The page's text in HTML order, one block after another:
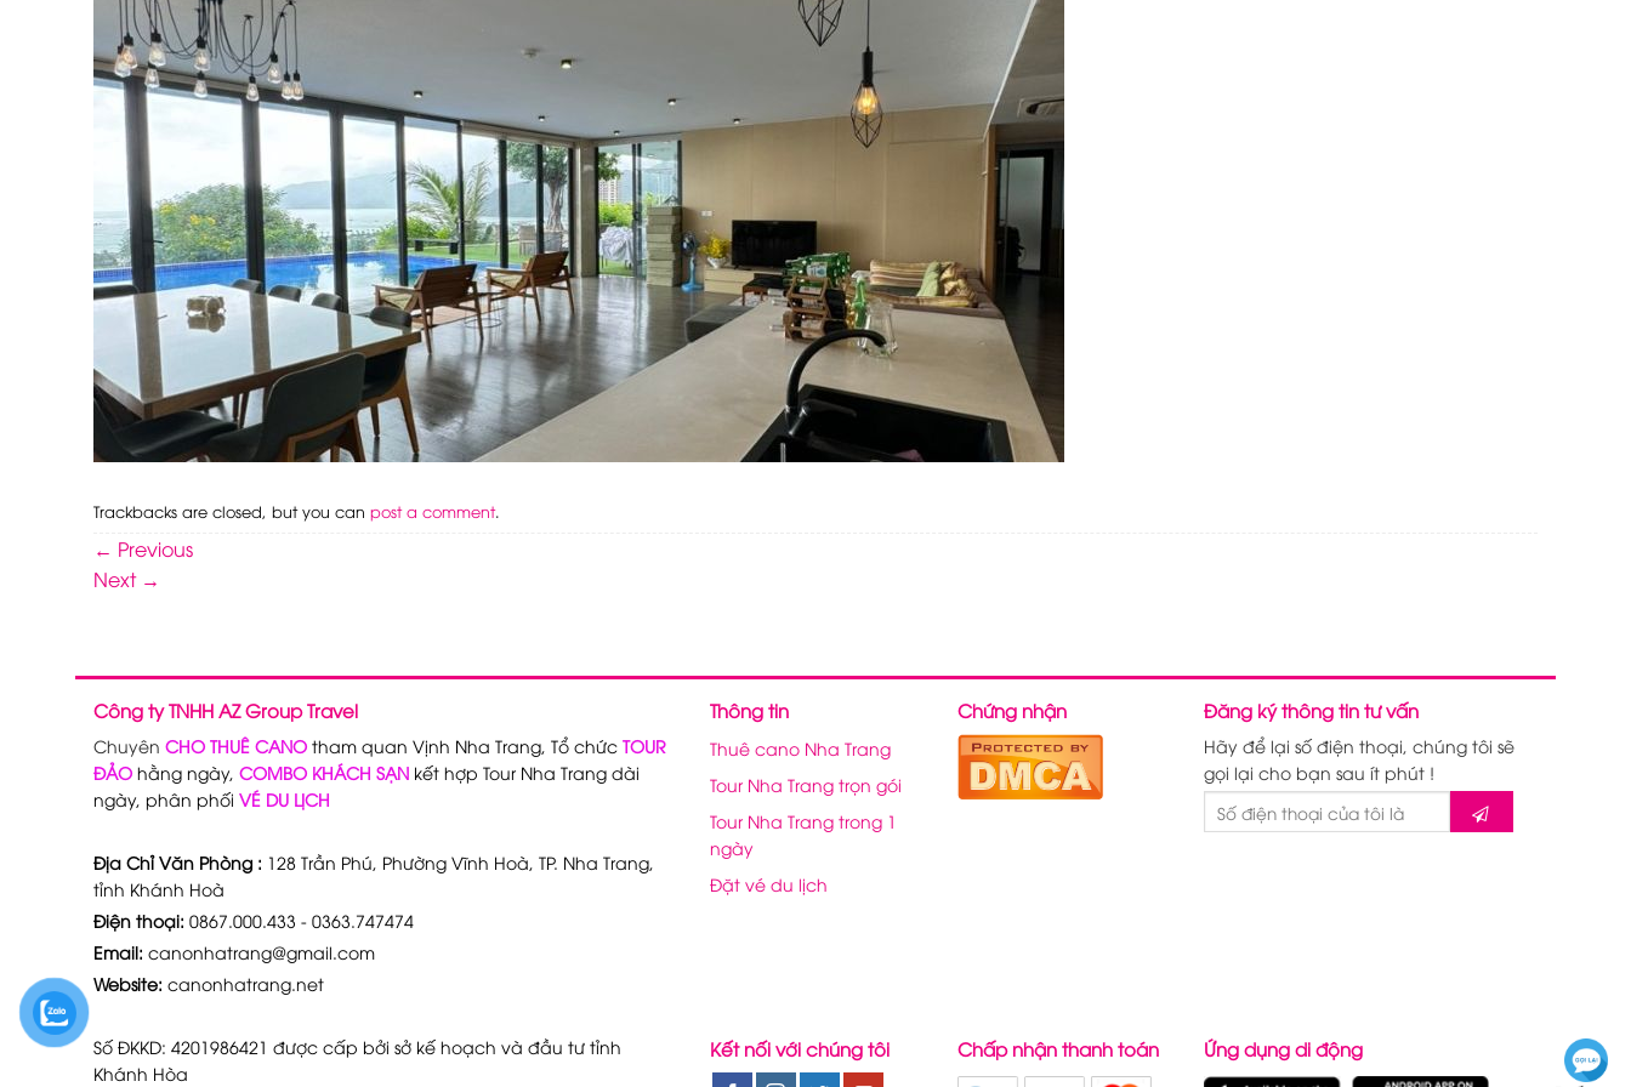
Trackbacks are closed, but you can post a comment.
← Previous
Next →
Công ty TNHH AZ Group Travel
Chuyên CHO THUÊ CANO tham quan Vịnh Nha Trang, Tổ chức TOUR
ĐẢO hằng ngày, COMBO KHÁCH SẠN kết hợp Tour Nha Trang dài
ngày, phân phối VÉ DU LỊCH
Địa Chỉ Văn Phòng : 128 Trần Phú, Phường Vĩnh Hoà, TP. Nha Trang,
tỉnh Khánh Hoà
Điện thoại: 0867.000.433 - 0363.747474
Email: canonhatrang@gmail.com
Website: canonhatrang.net
Thông tin
Thuê cano Nha Trang
Tour Nha Trang trọn gói
Tour Nha Trang trong 1
ngày
Đặt vé du lịch
Chứng nhận Đăng ký thông tin tư vấn
Hãy để lại số điện thoại, chúng tôi sẽ
gọi lại cho bạn sau ít phút !
Số ĐKKD: 4201986421 được cấp bởi sở kế hoạch và đầu tư tỉnh
Khánh Hòa
Kết nối với chúng tôi Chấp nhận thanh toán Ứng dụng di động